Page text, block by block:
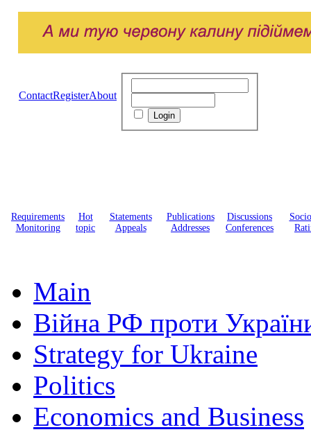
ContactRegisterAbout
Requirements
Monitoring
Hot
topic
Statements
Appeals
Publications
Addresses
Discussions
Conferences
Main
Війна РФ проти
Strategy for Ukraine
Politics
Economics and Business